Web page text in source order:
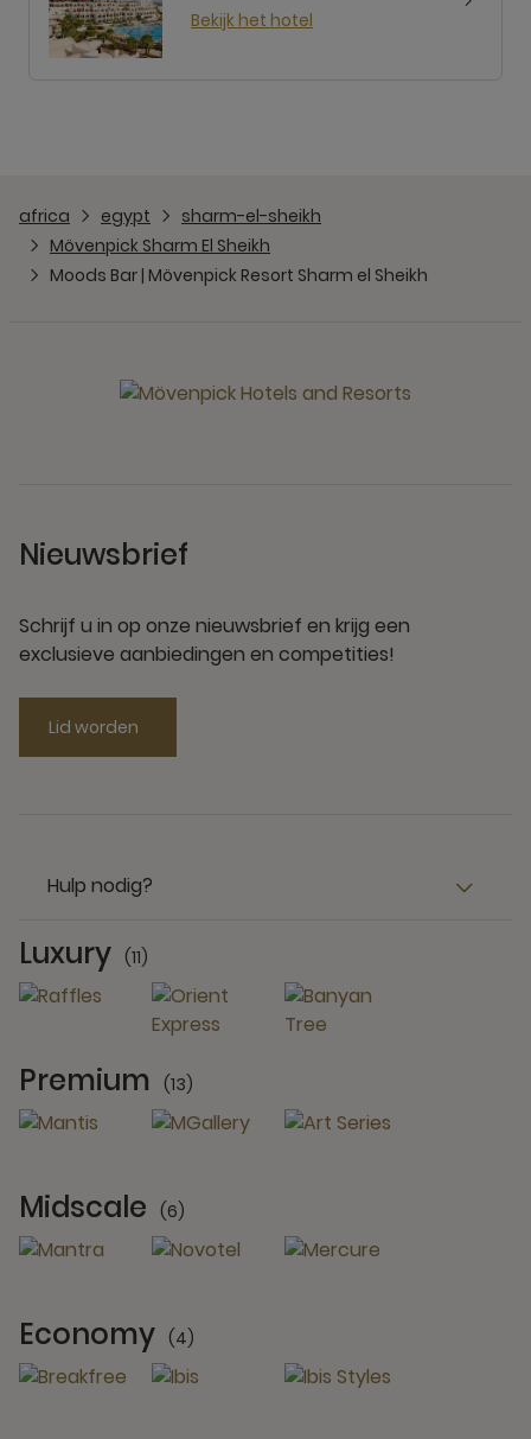
Bekijk het hotel
africa egypt
sharm-el-sheikh
Mövenpick Sharm El Sheikh
Moods Bar | Mövenpick Resort Sharm el Sheikh
Nieuwsbrief
Schrijf u in op onze nieuwsbrief en krijg een
exclusieve aanbiedingen en competities!
Lid worden
Hulp nodig?
Luxury (11)
Premium (13)
Midscale (6)
Economy (4)